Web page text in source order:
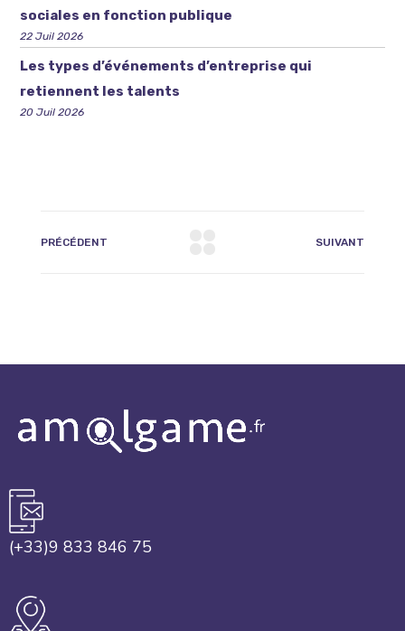
sociales en fonction publique
22 Juil 2026
Les types d’événements d’entreprise qui
retiennent les talents
20 Juil 2026
PRÉCÉDENT SUIVANT
(+33)9 833 846 75